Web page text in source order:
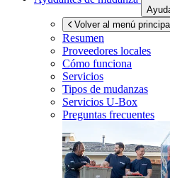
Volver al menú principal
Resumen
Proveedores locales
Cómo funciona
Servicios
Tipos de mudanzas
Servicios U-Box
Preguntas frecuentes